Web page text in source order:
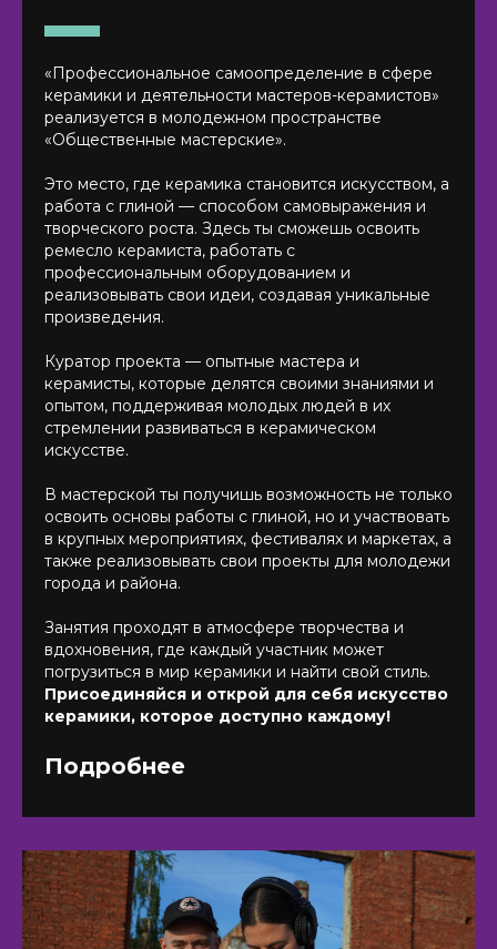
«Профессиональное самоопределение в сфере
керамики и деятельности мастеров-керамистов»
реализуется в молодежном пространстве
«Общественные мастерские».
Это место, где керамика становится искусством, а
работа с глиной — способом самовыражения и
творческого роста. Здесь ты сможешь освоить
ремесло керамиста, работать с
профессиональным оборудованием и
реализовывать свои идеи, создавая уникальные
произведения.
Куратор проекта — опытные мастера и
керамисты, которые делятся своими знаниями и
опытом, поддерживая молодых людей в их
стремлении развиваться в керамическом
искусстве.
В мастерской ты получишь возможность не только
освоить основы работы с глиной, но и участвовать
в крупных мероприятиях, фестивалях и маркетах, а
также реализовывать свои проекты для молодежи
города и района.
Занятия проходят в атмосфере творчества и
вдохновения, где каждый участник может
погрузиться в мир керамики и найти свой стиль.
Присоединяйся и открой для себя искусство
керамики, которое доступно каждому!
Подробнее